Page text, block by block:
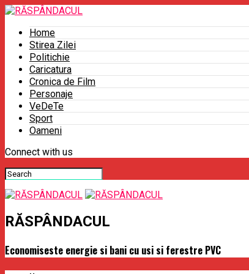
Home
Stirea Zilei
Politichie
Caricatura
Cronica de Film
Personaje
VeDeTe
Sport
Oameni
Connect with us
RĂSPÂNDACUL
Economiseste energie si bani cu usi si ferestre PVC